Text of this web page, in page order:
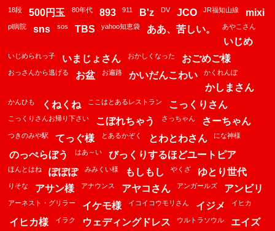
18段 500円玉 80年代 893 911 B'z DV JCO JR福知山線 mixi
pl病院 sns sos TBS yahoo知恵袋 ああ、苦しい。 あやこさん
いじめ
いじめられっ子 いまじょさん おかしくなった おごめご様
おっさんから逃げる お盆 お遍路 かいだんこわい かくれんぼ
かしまさん
かんひも くねくね ここはとあるレストラン こっくりさん
こっくりさんお帰り下さい こぼれちゃう さっちゃん さーちゃん
つきのみや駅 てっぐ様 とあるかぞく とわとわさん にな神様
のっぺらぼう はあ～い びっくりするほどユートピア
ほんとはね ぽぽぽ みみくい様 もしもし やくざ ゆとり世代
りそな アサン様 アナウンス アヤコさん アンガールズ アンビリ
アーネスト・グリラー イケモ様 イコイコウモリさん イジメ イヒカ
イヒカ様 イラク ウェディングドレス ウルトラソウル エイズ